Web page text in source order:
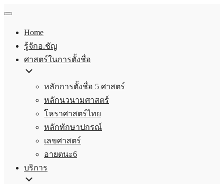
Home
รู้จักอ.ชัญ
ศาสตร์ในการตั้งชื่อ
หลักการตั้งชื่อ 5 ศาสตร์
หลักนวนามศาสตร์
โหราศาสตร์ไทย
หลักทักษาปกรณ์
เลขศาสตร์
อายตนะ6
บริการ